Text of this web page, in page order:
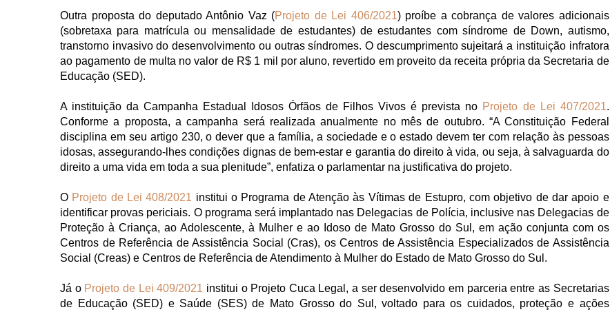
Outra proposta do deputado Antônio Vaz (Projeto de Lei 406/2021) proíbe a cobrança de valores adicionais
(sobretaxa para matrícula ou mensalidade de estudantes) de estudantes com síndrome de Down, autismo,
transtorno invasivo do desenvolvimento ou outras síndromes. O descumprimento sujeitará a instituição infratora
ao pagamento de multa no valor de R$ 1 mil por aluno, revertido em proveito da receita própria da Secretaria de
Educação (SED).
A instituição da Campanha Estadual Idosos Órfãos de Filhos Vivos é prevista no Projeto de Lei 407/2021.
Conforme a proposta, a campanha será realizada anualmente no mês de outubro. “A Constituição Federal
disciplina em seu artigo 230, o dever que a família, a sociedade e o estado devem ter com relação às pessoas
idosas, assegurando-lhes condições dignas de bem-estar e garantia do direito à vida, ou seja, à salvaguarda do
direito a uma vida em toda a sua plenitude”, enfatiza o parlamentar na justificativa do projeto.
O Projeto de Lei 408/2021 institui o Programa de Atenção às Vítimas de Estupro, com objetivo de dar apoio e
identificar provas periciais. O programa será implantado nas Delegacias de Polícia, inclusive nas Delegacias de
Proteção à Criança, ao Adolescente, à Mulher e ao Idoso de Mato Grosso do Sul, em ação conjunta com os
Centros de Referência de Assistência Social (Cras), os Centros de Assistência Especializados de Assistência
Social (Creas) e Centros de Referência de Atendimento à Mulher do Estado de Mato Grosso do Sul.
Já o Projeto de Lei 409/2021 institui o Projeto Cuca Legal, a ser desenvolvido em parceria entre as Secretarias
de Educação (SED) e Saúde (SES) de Mato Grosso do Sul, voltado para os cuidados, proteção e ações